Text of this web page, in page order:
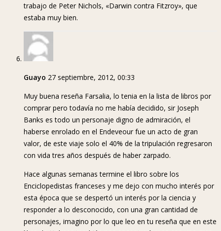
trabajo de Peter Nichols, «Darwin contra Fitzroy», que
estaba muy bien.
Guayo 27 septiembre, 2012, 00:33
Muy buena reseña Farsalia, lo tenia en la lista de libros por
comprar pero todavía no me había decidido, sir Joseph
Banks es todo un personaje digno de admiración, el
haberse enrolado en el Endeveour fue un acto de gran
valor, de este viaje solo el 40% de la tripulación regresaron
con vida tres años después de haber zarpado.
Hace algunas semanas termine el libro sobre los
Enciclopedistas franceses y me dejo con mucho interés por
esta época que se despertó un interés por la ciencia y
responder a lo desconocido, con una gran cantidad de
personajes, imagino por lo que leo en tu reseña que en este